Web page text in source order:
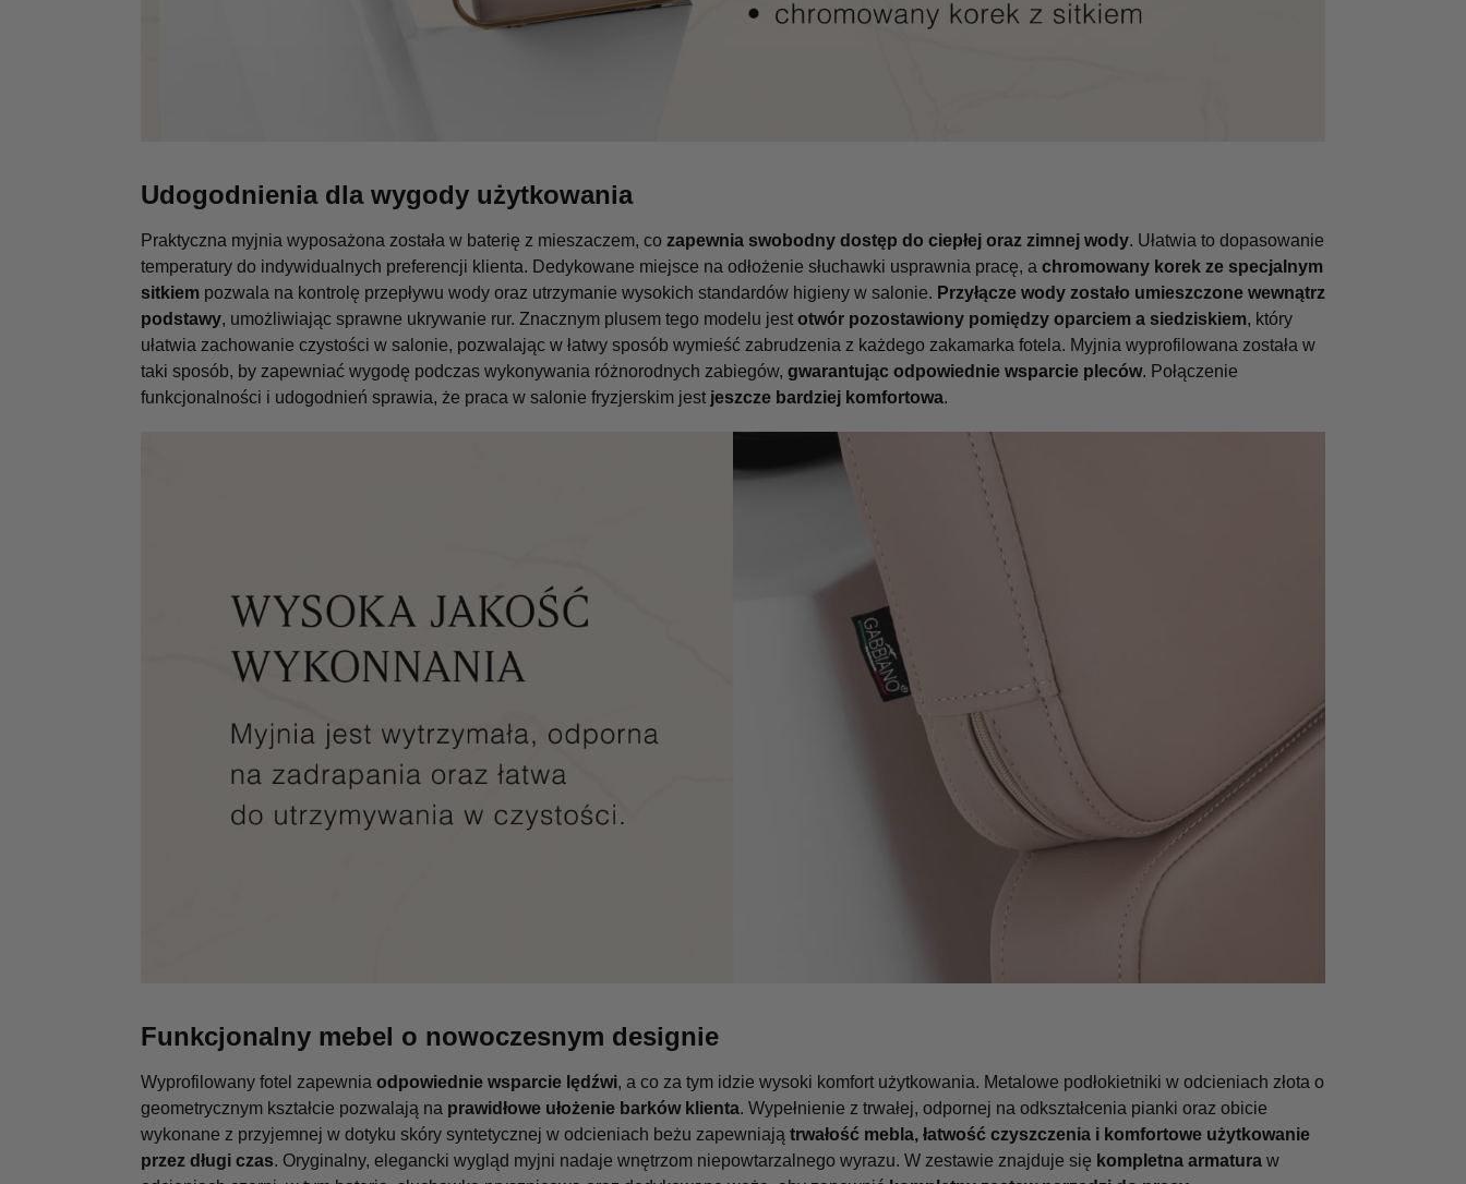
Udogodnienia dla wygody użytkowania
Praktyczna myjnia wyposażona została w baterię z mieszaczem, co zapewnia swobodny dostęp do ciepłej oraz zimnej wody. Ułatwia to dopasowanie
temperatury do indywidualnych preferencji klienta. Dedykowane miejsce na odłożenie słuchawki usprawnia pracę, a chromowany korek ze specjalnym
sitkiempozwala na kontrolę przepływu wody oraz utrzymanie wysokich standardów higieny w salonie. Przyłącze wody zostało umieszczone wewnątrz
podstawy, umożliwiając sprawne ukrywanie rur. Znacznym plusem tego modelu jest otwór pozostawiony pomiędzy oparciem a siedziskiem, który
ułatwia zachowanie czystości w salonie, pozwalając w łatwy sposób wymieść zabrudzenia z każdego zakamarka fotela. Myjnia wyprofilowana została w
taki sposób, by zapewniać wygodę podczas wykonywania różnorodnych zabiegów, gwarantując odpowiednie wsparcie pleców. Połączenie
funkcjonalności i udogodnień sprawia, że praca w salonie fryzjerskim jest jeszcze bardziej komfortowa.
Funkcjonalny mebel o nowoczesnym designie
Wyprofilowany fotel zapewnia odpowiednie wsparcie lędźwi, a co za tym idzie wysoki komfort użytkowania. Metalowe podłokietniki w odcieniach złota o
geometrycznym kształcie pozwalają na prawidłowe ułożenie barków klienta. Wypełnienie z trwałej, odpornej na odkształcenia pianki oraz obicie
wykonane z przyjemnej w dotyku skóry syntetycznej w odcieniach beżu zapewniają trwałość mebla, łatwość czyszczenia i komfortowe użytkowanie
przez długi czas. Oryginalny, elegancki wygląd myjni nadaje wnętrzom niepowtarzalnego wyrazu. W zestawie znajduje się kompletna armaturaw